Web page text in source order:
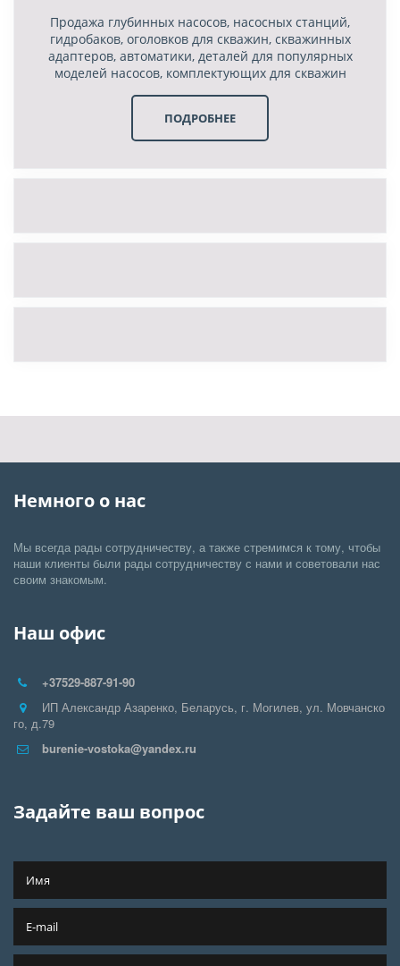
Продажа глубинных насосов, насосных станций,
гидробаков, оголовков для скважин, скважинных
адаптеров, автоматики, деталей для популярных
моделей насосов, комплектующих для скважин
ПОДРОБНЕЕ
Немного о нас
Мы всегда рады сотрудничеству, а также стремимся к тому, чтобы
наши клиенты были рады сотрудничеству с нами и советовали нас
своим знакомым.
Наш офис
+37529-887-91-90
ИП Александр Азаренко, Беларусь, г. Могилев, ул. Мовчанско
го, д.79
burenie-vostoka@yandex.ru
Задайте ваш вопрос